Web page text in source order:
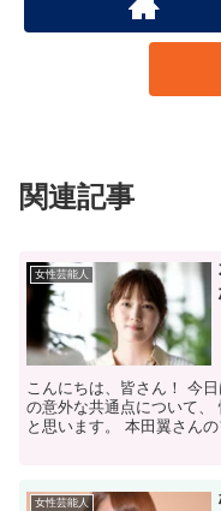
関連記事
女性芸能人
こんにちは、皆さん！ 今
の意外な共通点について
と思います。 本田翼さん
女性芸能人